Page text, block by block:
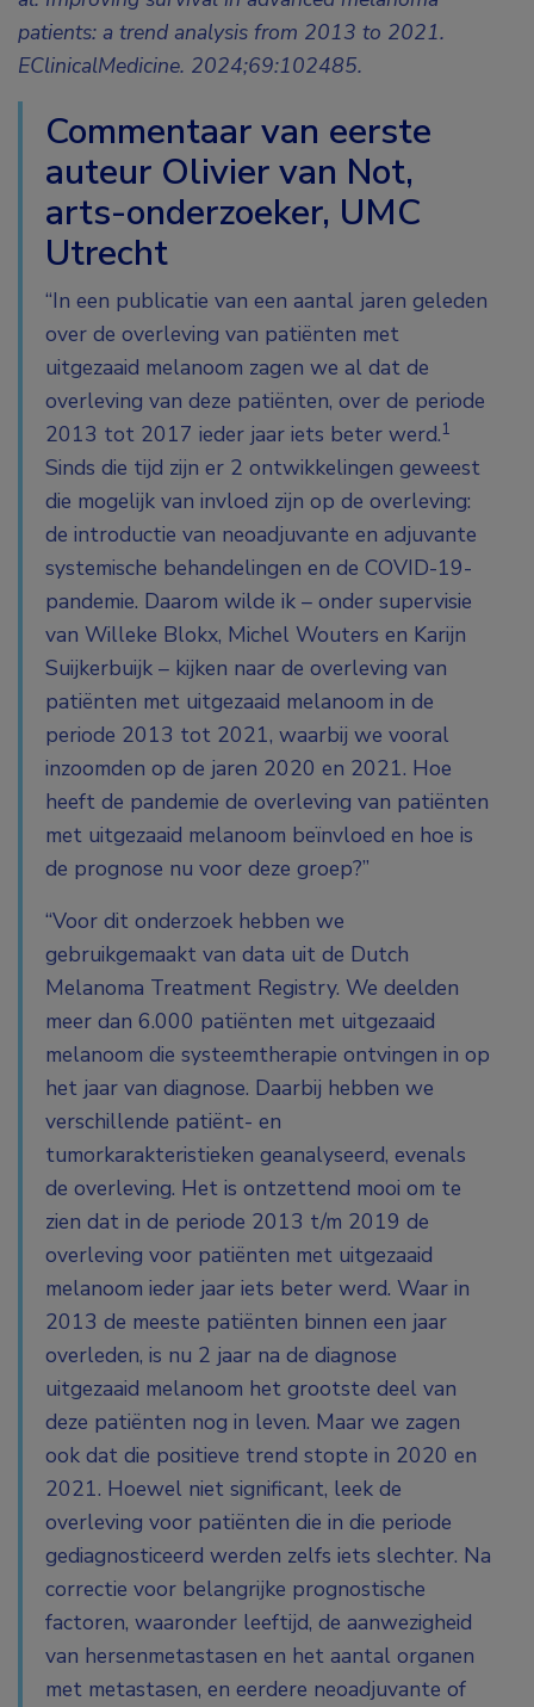
patients: a trend analysis from 2013 to 2021.
EClinicalMedicine. 2024;69:102485.
Commentaar van eerste
auteur Olivier van Not,
arts-onderzoeker, UMC
Utrecht
“In een publicatie van een aantal jaren geleden
over de overleving van patiënten met
uitgezaaid melanoom zagen we al dat de
overleving van deze patiënten, over de periode
2013 tot 2017 ieder jaar iets beter werd.1
Sinds die tijd zijn er 2 ontwikkelingen geweest
die mogelijk van invloed zijn op de overleving:
de introductie van neoadjuvante en adjuvante
systemische behandelingen en de COVID-19-
pandemie. Daarom wilde ik – onder supervisie
van Willeke Blokx, Michel Wouters en Karijn
Suijkerbuijk – kijken naar de overleving van
patiënten met uitgezaaid melanoom in de
periode 2013 tot 2021, waarbij we vooral
inzoomden op de jaren 2020 en 2021. Hoe
heeft de pandemie de overleving van patiënten
met uitgezaaid melanoom beïnvloed en hoe is
de prognose nu voor deze groep?”
“Voor dit onderzoek hebben we
gebruikgemaakt van data uit de Dutch
Melanoma Treatment Registry. We deelden
meer dan 6.000 patiënten met uitgezaaid
melanoom die systeemtherapie ontvingen in op
het jaar van diagnose. Daarbij hebben we
verschillende patiënt- en
tumorkarakteristieken geanalyseerd, evenals
de overleving. Het is ontzettend mooi om te
zien dat in de periode 2013 t/m 2019 de
overleving voor patiënten met uitgezaaid
melanoom ieder jaar iets beter werd. Waar in
2013 de meeste patiënten binnen een jaar
overleden, is nu 2 jaar na de diagnose
uitgezaaid melanoom het grootste deel van
deze patiënten nog in leven. Maar we zagen
ook dat die positieve trend stopte in 2020 en
2021. Hoewel niet significant, leek de
overleving voor patiënten die in die periode
gediagnosticeerd werden zelfs iets slechter. Na
correctie voor belangrijke prognostische
factoren, waaronder leeftijd, de aanwezigheid
van hersenmetastasen en het aantal organen
met metastasen, en eerdere neoadjuvante of